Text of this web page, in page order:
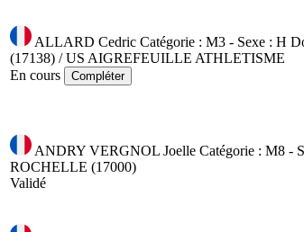
ALLARD Cedric Catégorie : M3 - Sexe : H
(17138) / US AIGREFEUILLE ATHLETISME
En cours
Compléter
ANDRY VERGNOL Joelle Catégorie : M8 -
ROCHELLE (17000)
Validé